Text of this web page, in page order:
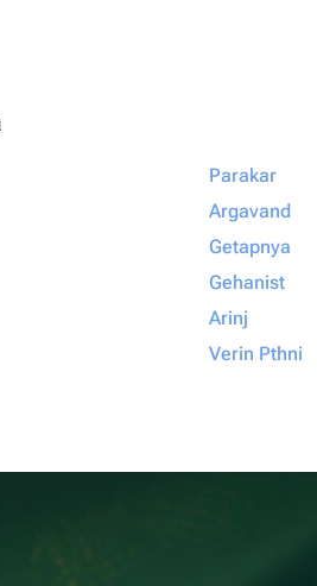
Parakar
Argavand
Getapnya
Gehanist
Arinj
Verin Pthni